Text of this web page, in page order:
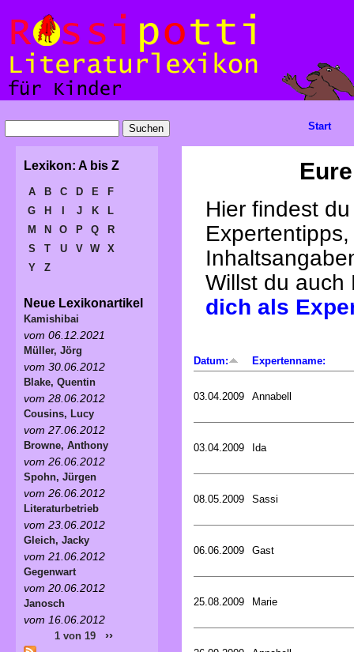
Hier findest
Willst du
dich als
Datum: Expertenname:
03.04.2009 Annabell
03.04.2009 Ida
08.05.2009 Sassi
06.06.2009 Gast
25.08.2009 Marie
Start
Lexikon: A bis Z
A B C D E
F
G
H J K
L
M
N O P Q
R
S
T U V W
X
Y
Z
Neue Lexikonartikel
Kamishibai
vom 06.12.2021
Müller, Jörg
vom 30.06.2012
Blake, Quentin
vom 28.06.2012
Cousins, Lucy
vom 27.06.2012
Browne, Anthony
vom 26.06.2012
Spohn, Jürgen
vom 26.06.2012
Literaturbetrieb
vom 23.06.2012
Gleich, Jacky
vom 21.06.2012
Gegenwart
vom 20.06.2012
Janosch
vom 16.06.2012
1 von 19 ››